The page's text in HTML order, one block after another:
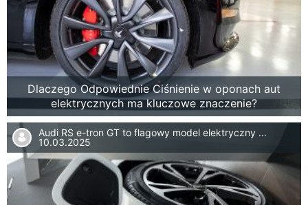
Dlaczego Odpowiednie Ciśnienie w oponach aut
elektrycznych ma kluczowe znaczenie?
Audi RS e-tron GT to flagowy model elektryczny ...
10.03.2025